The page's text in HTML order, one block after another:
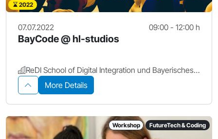
2022
07.07.2022 09:00 - 12:00 h
BayCode @ hl-studios
ReDI School of Digital Integration und Bayerisches Staatsministerium für Digitales
More Details
Workshop FutureTech & Coding